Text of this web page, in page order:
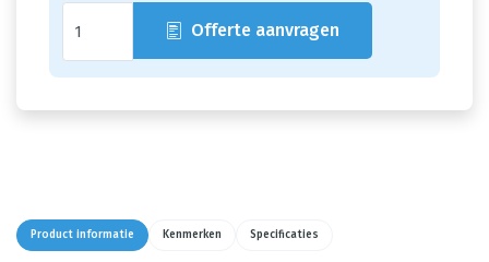
Offerte aanvragen
Product informatie Kenmerken Specificaties